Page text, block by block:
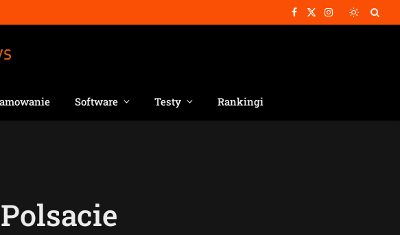
Facebook
X
Instagram
Software Testy Rankingi